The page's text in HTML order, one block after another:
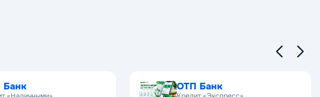
ОТП Банк